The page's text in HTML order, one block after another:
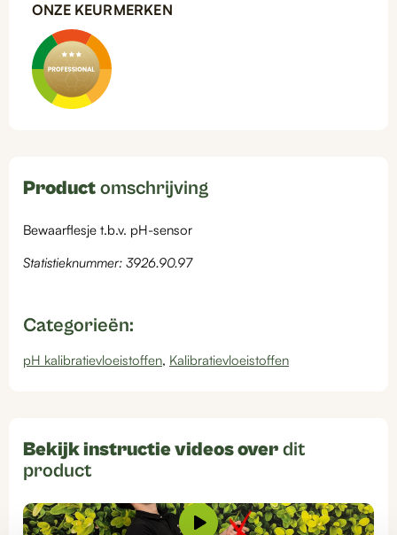
ONZE KEURMERKEN
Product omschrijving
Bewaarflesje t.b.v. pH-sensor
Statistieknummer: 3926.90.97
Categorieën:
pH kalibratievloeistoffen, Kalibratievloeistoffen
Bekijk instructie videos over dit
product